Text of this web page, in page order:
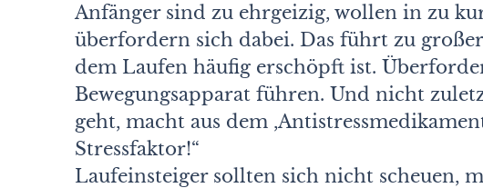
Anfänger sind zu ehrgeizig, wollen in zu
überfordern sich dabei. Das führt zu
dem Laufen häufig erschöpft ist.
Bewegungsapparat führen. Und nicht
geht, macht aus dem
Stressfaktor!“
Laufeinsteiger sollten sich nicht scheuen,